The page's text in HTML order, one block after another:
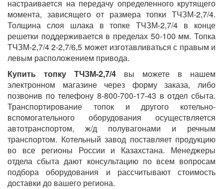
настраивается на передачу определенного крутящего
момента, зависящего от размера топки ТЧЗМ-2,7/4.
Толщина слоя шлака в топке ТЧЗМ-2,7/4 в конце
решетки поддерживается в пределах 50-100 мм. Топка
ТЧЗМ-2,7/4 2-2,7/6,5 может изготавливаться с правым и
левым расположением привода.
Купить топку ТЧЗМ-2,7/4 вы можете в нашем
электронном магазине через форму заказа, либо
позвонив по телефону 8-800-700-17-43 в отдел сбыта.
Транспортирование топок и другого котельно-
вспомогательного оборудования осуществляется
автотранспортом, ж/д полувагонами и речным
транспортом. Котельный завод поставляет продукцию
во все регионы России и Казахстана. Менеджеры
отдела сбыта дают консультацию по всем вопросам
подбора оборудования и рассчитывают стоимость
доставки до вашего региона.